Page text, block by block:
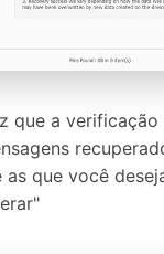
que a
as que você